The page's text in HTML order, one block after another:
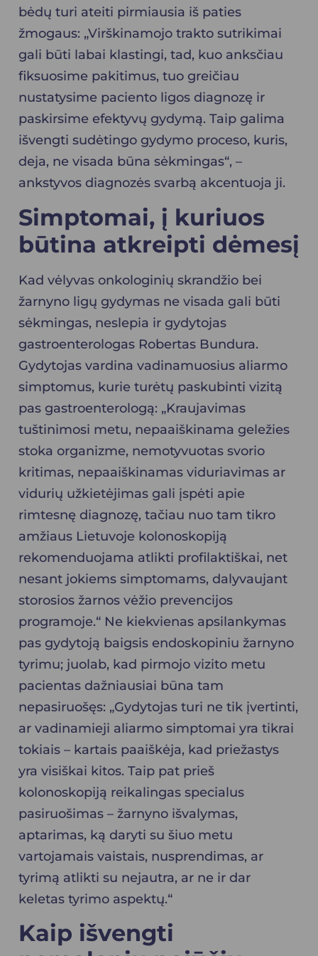
bėdų turi ateiti pirmiausia iš paties
žmogaus: „Virškinamojo trakto sutrikimai
gali būti labai klastingi, tad, kuo anksčiau
fiksuosime pakitimus, tuo greičiau
nustatysime paciento ligos diagnozę ir
paskirsime efektyvų gydymą. Taip galima
išvengti sudėtingo gydymo proceso, kuris,
deja, ne visada būna sėkmingas“, –
ankstyvos diagnozės svarbą akcentuoja ji.
Simptomai, į kuriuos
būtina atkreipti dėmesį
Kad vėlyvas onkologinių skrandžio bei
žarnyno ligų gydymas ne visada gali būti
sėkmingas, neslepia ir gydytojas
gastroenterologas Robertas Bundura.
Gydytojas vardina vadinamuosius aliarmo
simptomus, kurie turėtų paskubinti vizitą
pas gastroenterologą: „Kraujavimas
tuštinimosi metu, nepaaiškinama geležies
stoka organizme, nemotyvuotas svorio
kritimas, nepaaiškinamas viduriavimas ar
vidurių užkietėjimas gali įspėti apie
rimtesnę diagnozę, tačiau nuo tam tikro
amžiaus Lietuvoje kolonoskopiją
rekomenduojama atlikti profilaktiškai, net
nesant jokiems simptomams, dalyvaujant
storosios žarnos vėžio prevencijos
programoje.“ Ne kiekvienas apsilankymas
pas gydytoją baigsis endoskopiniu žarnyno
tyrimu; juolab, kad pirmojo vizito metu
pacientas dažniausiai būna tam
nepasiruošęs: „Gydytojas turi ne tik įvertinti,
ar vadinamieji aliarmo simptomai yra tikrai
tokiais – kartais paaiškėja, kad priežastys
yra visiškai kitos. Taip pat prieš
kolonoskopiją reikalingas specialus
pasiruošimas – žarnyno išvalymas,
aptarimas, ką daryti su šiuo metu
vartojamais vaistais, nusprendimas, ar
tyrimą atlikti su nejautra, ar ne ir dar
keletas tyrimo aspektų.“
Kaip išvengti